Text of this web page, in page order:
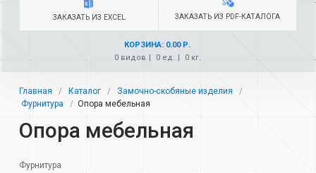
ЗАКАЗАТЬ ИЗ EXCEL ЗАКАЗАТЬ ИЗ PDF-КАТАЛОГА
КОРЗИНА: 0.00 Р.
0 видов
0 ед. 0 кг.
Главная Каталог
Замочно-скобяные изделия
Фурнитура
Опора мебельная
Опора мебельная
Фурнитура